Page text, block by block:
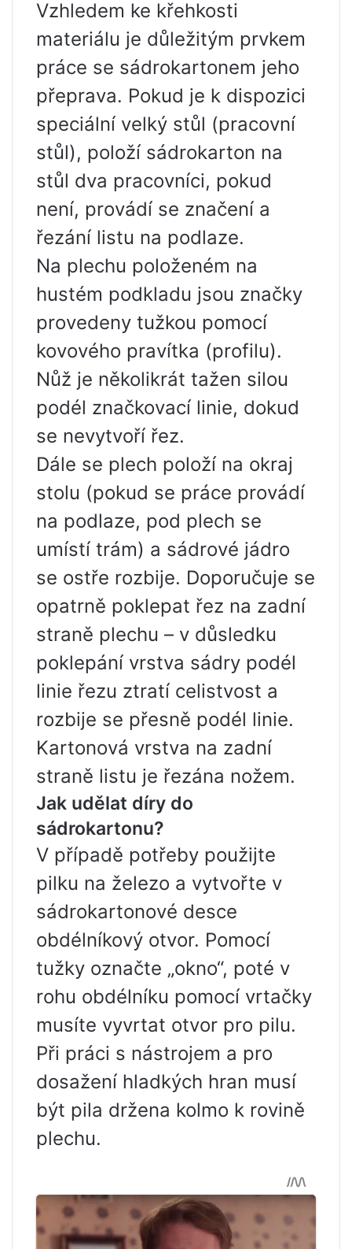
Vzhledem ke křehkosti
materiálu je důležitým prvkem
práce se sádrokartonem jeho
přeprava. Pokud je k dispozici
speciální velký stůl (pracovní
stůl), položí sádrokarton na
stůl dva pracovníci, pokud
není, provádí se značení a
řezání listu na podlaze.
Na plechu položeném na
hustém podkladu jsou značky
provedeny tužkou pomocí
kovového pravítka (profilu).
Nůž je několikrát tažen silou
podél značkovací linie, dokud
se nevytvoří řez.
Dále se plech položí na okraj
stolu (pokud se práce provádí
na podlaze, pod plech se
umístí trám) a sádrové jádro
se ostře rozbije. Doporučuje se
opatrně poklepat řez na zadní
straně plechu – v důsledku
poklepání vrstva sádry podél
linie řezu ztratí celistvost a
rozbije se přesně podél linie.
Kartonová vrstva na zadní
straně listu je řezána nožem.
Jak udělat díry do
sádrokartonu?
V případě potřeby použijte
pilku na železo a vytvořte v
sádrokartonové desce
obdélníkový otvor. Pomocí
tužky označte „okno“, poté v
rohu obdélníku pomocí vrtačky
musíte vyvrtat otvor pro pilu.
Při práci s nástrojem a pro
dosažení hladkých hran musí
být pila držena kolmo k rovině
plechu.